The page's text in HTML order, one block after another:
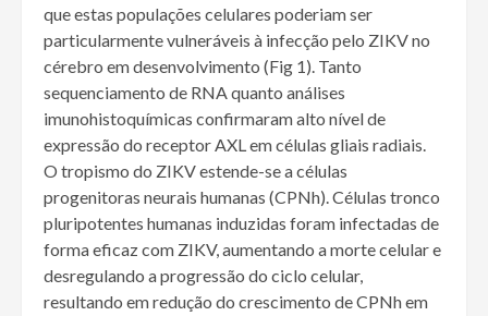
que estas populações celulares poderiam ser
particularmente vulneráveis à infecção pelo ZIKV no
cérebro em desenvolvimento (Fig 1). Tanto
sequenciamento de RNA quanto análises
imunohistoquímicas confirmaram alto nível de
expressão do receptor AXL em células gliais radiais.
O tropismo do ZIKV estende-se a células
progenitoras neurais humanas (CPNh). Células tronco
pluripotentes humanas induzidas foram infectadas de
forma eficaz com ZIKV, aumentando a morte celular e
desregulando a progressão do ciclo celular,
resultando em redução do crescimento de CPNh em